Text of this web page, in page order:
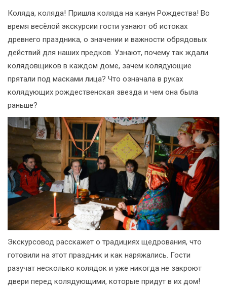
Коляда, коляда! Пришла коляда на канун Рождества! Во
время весёлой экскурсии гости узнают об истоках
древнего праздника, о значении и важности обрядовых
действий для наших предков. Узнают, почему так ждали
колядовщиков в каждом доме, зачем колядующие
прятали под масками лица? Что означала в руках
колядующих рождественская звезда и чем она была
раньше?
Экскурсовод расскажет о традициях щедрования, что
готовили на этот праздник и как наряжались. Гости
разучат несколько колядок и уже никогда не закроют
двери перед колядующими, которые придут в их дом!